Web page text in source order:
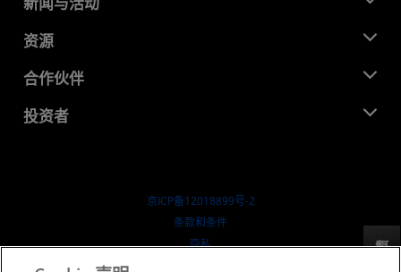
企业责任
就业机会
联系我们
新闻中心
媒体库
资源
开发中心
成功案例
合作伙伴
AMD 合作伙伴中心
投资者
SEC 报告
京ICP备12018899号-2
​条款和条件
隐私
反馈